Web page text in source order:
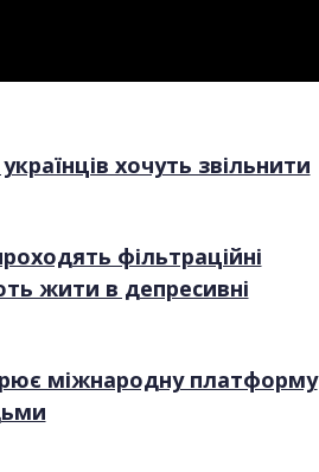
хочуть звільнити
фільтраційні
жити в депресивні
міжнародну платформу